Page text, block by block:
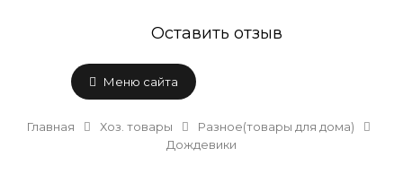
Оставить отзыв
Меню сайта
Главная Хоз. товары
Разное(товары для дома)
Дождевики